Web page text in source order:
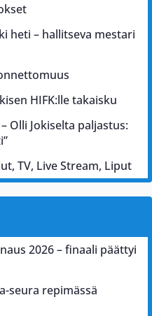
heti – hallitseva mestari
HIFK:lle takaisku
Olli Jokiselta paljastus:
TV, Live Stream, Liput
2026 – finaali päättyi
seura repimässä